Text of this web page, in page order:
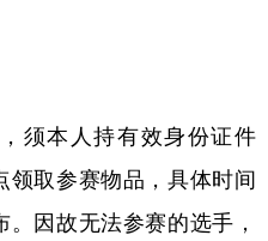
本人持有效身份证件
领取参赛物品，具体时间
因故无法参赛的选手，